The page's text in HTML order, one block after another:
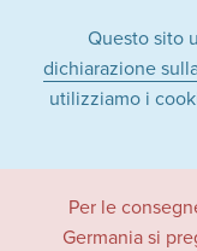
Questo sito
dichiarazione
utilizziamo i
Per le
Germania si